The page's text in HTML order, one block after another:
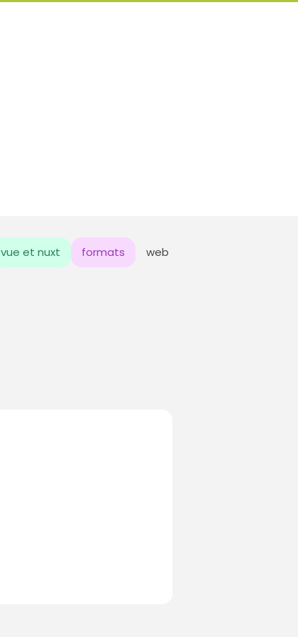
vue et nuxt formats web